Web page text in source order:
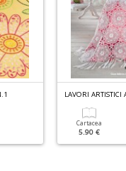
Cartacea
5.90 €